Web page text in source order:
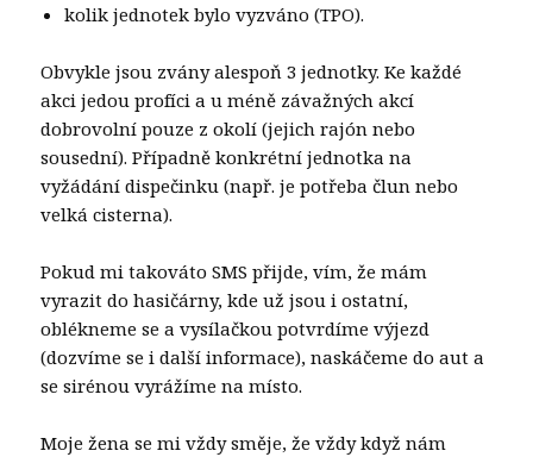
kolik jednotek bylo vyzváno (TPO).
Obvykle jsou zvány alespoň 3 jednotky. Ke každé
akci jedou profíci a u méně závažných akcí
dobrovolní pouze z okolí (jejich rajón nebo
sousední). Případně konkrétní jednotka na
vyžádání dispečinku (např. je potřeba člun nebo
velká cisterna).
Pokud mi takováto SMS přijde, vím, že mám
vyrazit do hasičárny, kde už jsou i ostatní,
oblékneme se a vysílačkou potvrdíme výjezd
(dozvíme se i další informace), naskáčeme do aut a
se sirénou vyrážíme na místo.
Moje žena se mi vždy směje, že vždy když nám